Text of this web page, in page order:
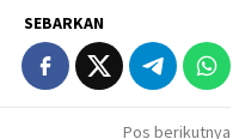
SEBARKAN
Pos berikutnya